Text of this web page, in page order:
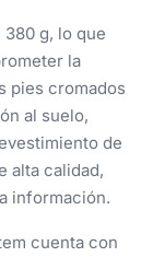
g, lo que
la
pies cromados
al suelo,
de
alta calidad,
información.
cuenta con